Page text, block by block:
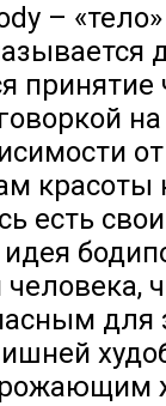
–
красоты
есть
для